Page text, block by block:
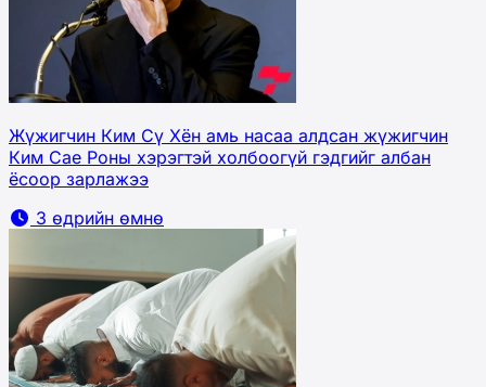
Жүжигчин Ким Сү Хён амь насаа алдсан жүжигчин
Ким Сае Роны хэрэгтэй холбоогүй гэдгийг албан
ёсоор зарлажээ
3 өдрийн өмнө